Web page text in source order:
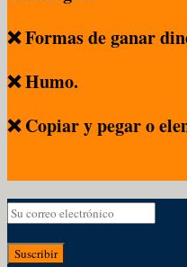
❌ Formas de ganar
❌ Humo.
❌ Copiar y pegar o
Suscribir